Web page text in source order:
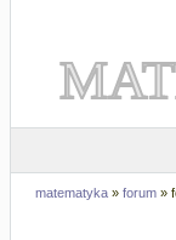
matematyka » forum »